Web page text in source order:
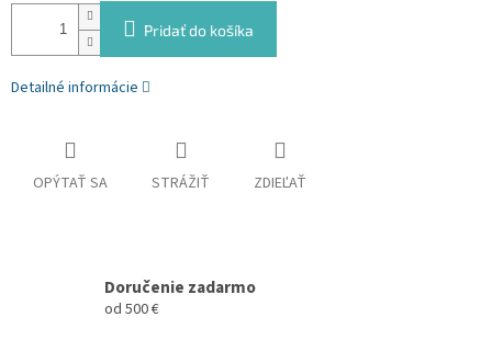
Pridať do košíka
Detailné informácie
OPÝTAŤ SA STRÁŽIŤ ZDIEĽAŤ
Doručenie zadarmo
od 500 €